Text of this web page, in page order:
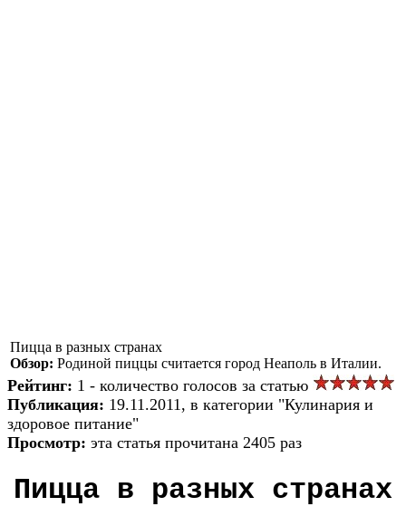
Пицца в разных странах
Обзор: Родиной пиццы считается город Неаполь в Италии.
Рейтинг: 1 - количество голосов за статью
Публикация: 19.11.2011, в категории "Кулинария и
здоровое питание"
Просмотр: эта статья прочитана 2405 раз
Пицца в разных странах